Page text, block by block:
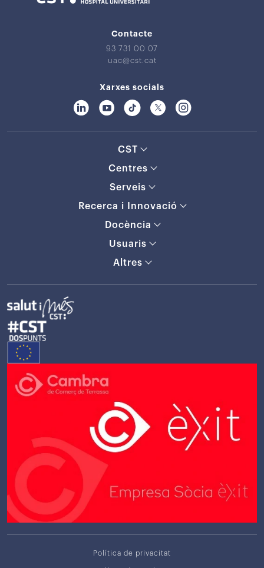
Contacte
93 731 00 07
uac@cst.cat
Xarxes socials
CST
Centres
Serveis
Recerca i Innovació
Docència
Usuaris
Altres
Política de privacitat